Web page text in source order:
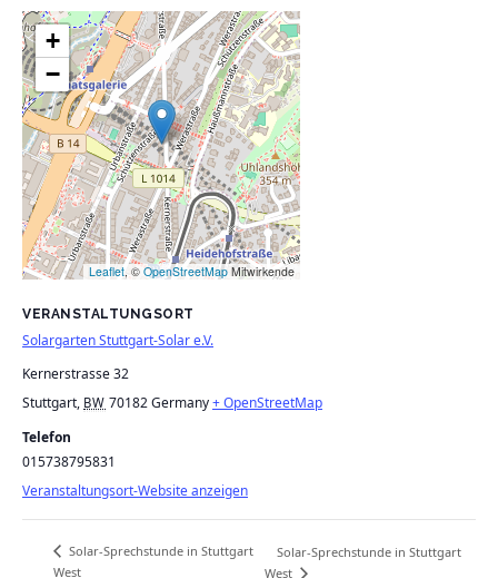
VERANSTALTUNGSORT
Solargarten Stuttgart-Solar e.V.
Kernerstrasse 32
Stuttgart, BW 70182Germany+ OpenStreetMap
Telefon
015738795831
Veranstaltungsort-Website anzeigen
+
−
Leaflet, © OpenStreetMap Mitwirkende
Solar-Sprechstunde in Stuttgart
West
Solar-Sprechstunde in Stuttgart
West